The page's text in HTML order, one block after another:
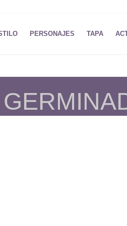
PERSONAJES TAPA